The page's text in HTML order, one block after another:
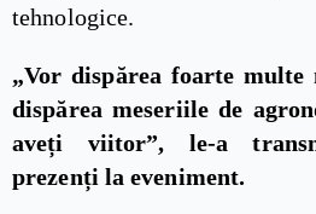
tehnologice.
„Vor dispărea foarte
dispărea meseriile de
aveți viitor”, le-a
prezenți la eveniment.